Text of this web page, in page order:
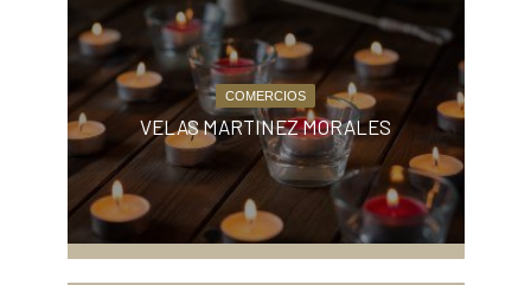
COMERCIOS
VELAS MARTINEZ MORALES